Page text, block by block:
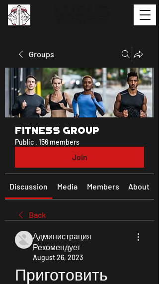
Groups
Fitness Group
Public · 156 members
Join
Discussion Media Members About
Back
Администрация
Рекомендует
August 26, 2023
Приготовить